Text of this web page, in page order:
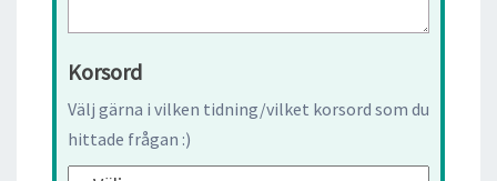
Korsord
Välj gärna i vilken tidning/vilket korsord som du
hittade frågan :)